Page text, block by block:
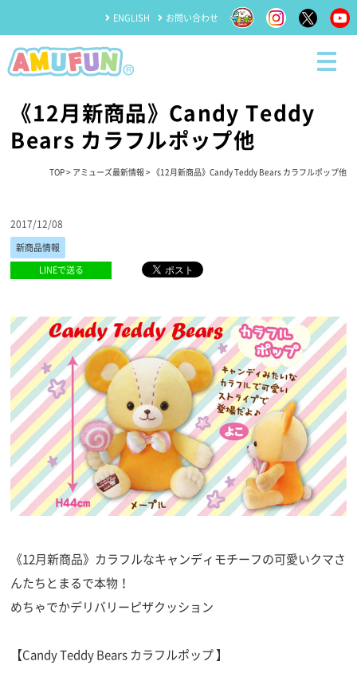
ENGLISH お問い合わせ
《12月新商品》Candy Teddy
Bears カラフルポップ他
TOP> アミューズ最新情報> 《12月新商品》Candy Teddy Bears カラフルポップ他
2017/12/08
新商品情報
LINEで送る
《12月新商品》カラフルなキャンディモチーフの可愛いクマさ
んたちとまるで本物！
めちゃでかデリバリーピザクッション
【Candy Teddy Bears カラフルポップ 】